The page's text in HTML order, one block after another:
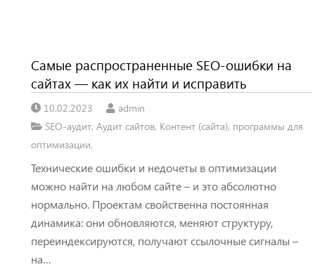
Самые распространенные SEO-ошибки на
сайтах — как их найти и исправить
10.02.2023
admin
SEO-аудит, Аудит сайтов, Контент (сайта), программы для
оптимизации,
Технические ошибки и недочеты в оптимизации
можно найти на любом сайте – и это абсолютно
нормально. Проектам свойственна постоянная
динамика: они обновляются, меняют структуру,
переиндексируются, получают ссылочные сигналы –
на…